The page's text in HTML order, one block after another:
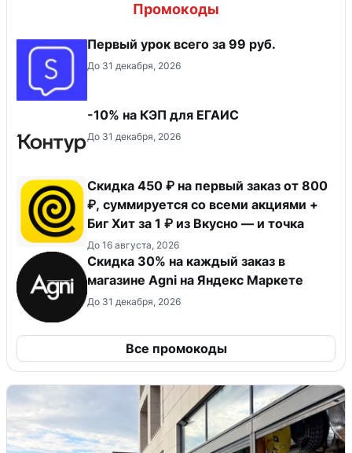
Промокоды
Первый урок всего за 99 руб.
До 31 декабря, 2026
-10% на КЭП для ЕГАИС
До 31 декабря, 2026
Скидка 450 ₽ на первый заказ от 800
₽, суммируется со всеми акциями +
Биг Хит за 1 ₽ из Вкусно — и точка
До 16 августа, 2026
Скидка 30% на каждый заказ в
магазине Agni на Яндекс Маркете
До 31 декабря, 2026
Все промокоды